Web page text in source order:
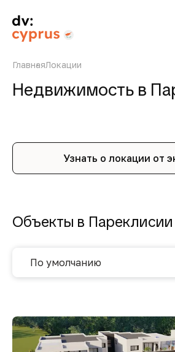
ГлавнаяЛокации
Недвижимость в
Узнать о локации от
Объекты в Пареклисии
По умолчанию